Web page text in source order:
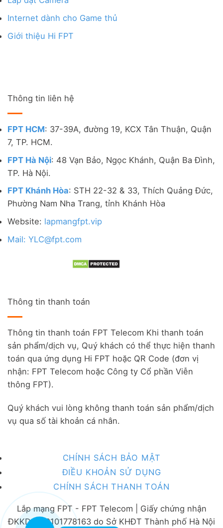
Internet dành cho Game thủ
Giới thiệu Hi FPT
Thông tin liên hệ
FPT HCM: 37-39A, đường 19, KCX Tân Thuận, Quận
7, TP. HCM.
FPT Hà Nội: 48 Vạn Bảo, Ngọc Khánh, Quận Ba Đình,
TP. Hà Nội.
FPT Khánh Hòa: STH 22-32 & 33, Thích Quảng Đức,
Phường Nam Nha Trang, tỉnh Khánh Hòa
Website: lapmangfpt.vip
Mail: YLC@fpt.com
Thông tin thanh toán
Thông tin thanh toán FPT Telecom Khi thanh toán
sản phẩm/dịch vụ, Quý khách có thể thực hiện thanh
toán qua ứng dụng Hi FPT hoặc QR Code (đơn vị
nhận: FPT Telecom hoặc Công ty Cổ phần Viễn
thông FPT).
Quý khách vui lòng không thanh toán sản phẩm/dịch
vụ qua số tài khoản cá nhân.
CHÍNH SÁCH BẢO MẬT
ĐIỀU KHOẢN SỬ DỤNG
CHÍNH SÁCH THANH TOÁN
Lắp mạng FPT - FPT Telecom | Giấy chứng nhận
ĐKKD số 0101778163 do Sở KHĐT Thành phố Hà Nội